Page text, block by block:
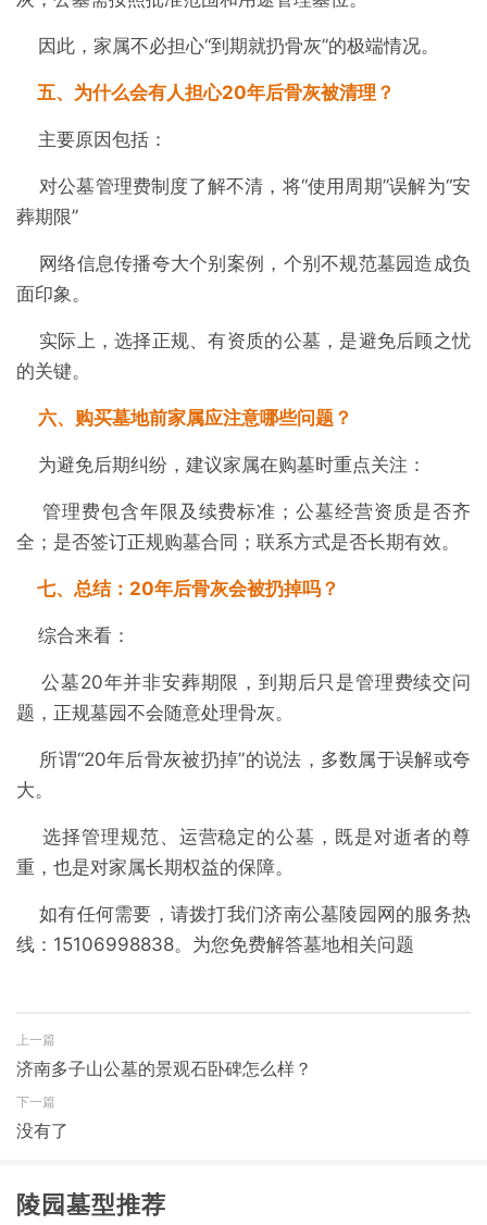
因此，家属不必担心“到期就扔骨灰”的极端情况。
五、为什么会有人担心20年后骨灰被清理？
主要原因包括：
对公墓管理费制度了解不清，将“使用周期”误解为“安
葬期限”
网络信息传播夸大个别案例，个别不规范墓园造成负
面印象。
实际上，选择正规、有资质的公墓，是避免后顾之忧
的关键。
六、购买墓地前家属应注意哪些问题？
为避免后期纠纷，建议家属在购墓时重点关注：
管理费包含年限及续费标准；公墓经营资质是否齐
全；是否签订正规购墓合同；联系方式是否长期有效。
七、总结：20年后骨灰会被扔掉吗？
综合来看：
公墓20年并非安葬期限，到期后只是管理费续交问
题，正规墓园不会随意处理骨灰。
所谓“20年后骨灰被扔掉”的说法，多数属于误解或夸
大。
选择管理规范、运营稳定的公墓，既是对逝者的尊
重，也是对家属长期权益的保障。
如有任何需要，请拨打我们济南公墓陵园网的服务热
线：15106998838。为您免费解答墓地相关问题
上一篇
​济南多子山公墓的景观石卧碑怎么样？
下一篇
没有了
陵园墓型推荐